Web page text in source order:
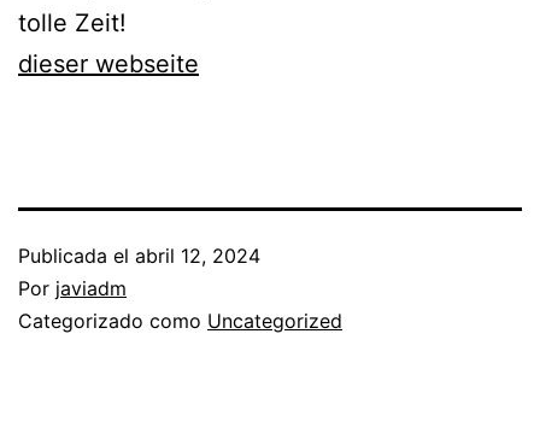
tolle Zeit!
dieser webseite
Publicada el abril 12, 2024
Por javiadm
Categorizado como Uncategorized